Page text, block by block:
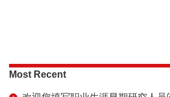
Most Recent